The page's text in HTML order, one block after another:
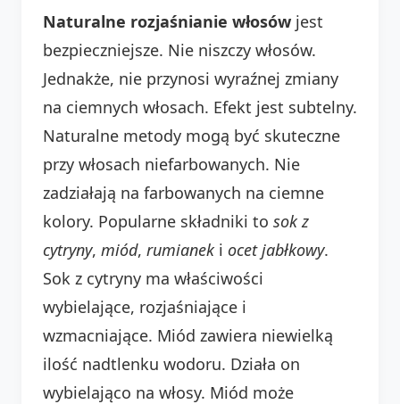
Naturalne rozjaśnianie włosów jest
bezpieczniejsze. Nie niszczy włosów.
Jednakże, nie przynosi wyraźnej zmiany
na ciemnych włosach. Efekt jest subtelny.
Naturalne metody mogą być skuteczne
przy włosach niefarbowanych. Nie
zadziałają na farbowanych na ciemne
kolory. Popularne składniki to sok z
cytryny, miód, rumianek i ocet jabłkowy.
Sok z cytryny ma właściwości
wybielające, rozjaśniające i
wzmacniające. Miód zawiera niewielką
ilość nadtlenku wodoru. Działa on
wybielająco na włosy. Miód może